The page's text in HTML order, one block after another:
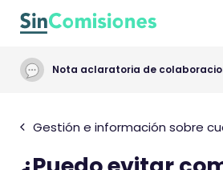
Nota aclaratoria de
Gestión e información sobre